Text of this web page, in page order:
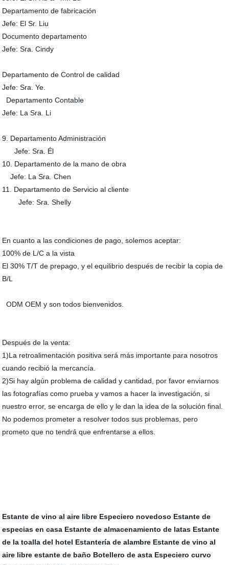
Departamento de fabricación
Jefe: El Sr. Liu
Documento departamento
Jefe: Sra. Cindy
Departamento de Control de calidad
Jefe: Sra. Ye.
Departamento Contable
Jefe: La Sra. Li
9. Departamento Administración
Jefe: Sra. Él
10. Departamento de la mano de obra
Jefe: La Sra. Chen
11. Departamento de Servicio al cliente
Jefe: Sra. Shelly
En cuanto a las condiciones de pago, solemos aceptar:
100% de L/C a la vista
El 30% T/T de prepago, y el equilibrio después de recibir la copia de
B/L
ODM OEM y son todos bienvenidos.
Después de la venta:
1)La retroalimentación positiva será más importante para nosotros
cuando recibió la mercancía.
2)Si hay algún problema de calidad y cantidad, por favor enviarnos
las fotografías como prueba y vamos a hacer la investigación, si
nuestro error, se encarga de ello y le dan la idea de la solución final.
No podemos prometer a resolver todos sus problemas, pero
prometo que no tendrá que enfrentarse a ellos.
Estante de vino al aire libre Especiero novedoso Estante de
especias en casa Estante de almacenamiento de latas Estante
de la toalla del hotel Estantería de alambre Estante de vino al
aire libre estante de baño Botellero de asta Especiero curvo